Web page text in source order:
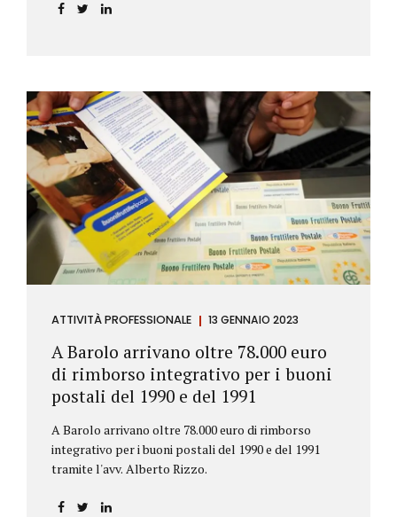
ATTIVITÀ PROFESSIONALE 13 GENNAIO 2023
A Barolo arrivano oltre 78.000 euro
di rimborso integrativo per i buoni
postali del 1990 e del 1991
A Barolo arrivano oltre 78.000 euro di rimborso
integrativo per i buoni postali del 1990 e del 1991
tramite l'avv. Alberto Rizzo.